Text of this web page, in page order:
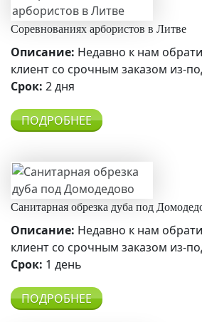
Соревнованиях арбористов в Литве
Описание: Недавно к нам
клиент со срочным заказом из-
Срок: 2 дня
ПОДРОБНЕЕ
Санитарная обрезка дуба под
Описание: Недавно к нам
клиент со срочным заказом из-
Срок: 1 день
ПОДРОБНЕЕ